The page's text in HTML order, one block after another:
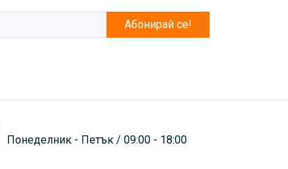
Абонирай се!
Понеделник - Петък / 09:00 - 18:00